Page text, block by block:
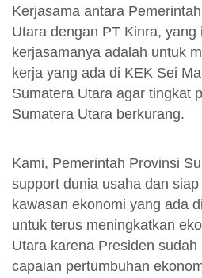
Kerjasama antara
Utara dengan PT Kinra, yang
kerjasamanya adalah untuk
kerja yang ada di KEK Sei
Sumatera Utara agar tingkat
Sumatera Utara berkurang.
Kami, Pemerintah Provinsi
support dunia usaha dan
kawasan ekonomi yang ada
untuk terus meningkatkan
Utara karena Presiden
capaian pertumbuhan